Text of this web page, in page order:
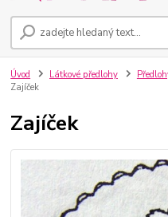
Úvod Látkové předlohy
Zajíček
Zajíček